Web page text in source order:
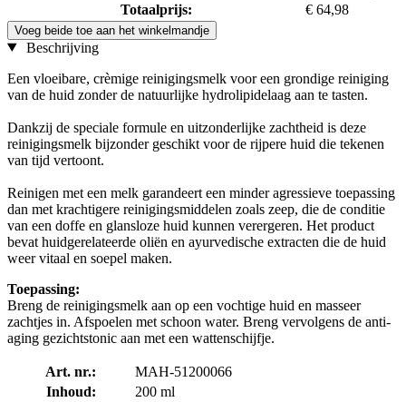
Totaalprijs:
€ 64,98
Voeg beide toe aan het winkelmandje
Beschrijving
Een vloeibare, crèmige reinigingsmelk voor een grondige reiniging
van de huid zonder de natuurlijke hydrolipidelaag aan te tasten.
Dankzij de speciale formule en uitzonderlijke zachtheid is deze
reinigingsmelk bijzonder geschikt voor de rijpere huid die tekenen
van tijd vertoont.
Reinigen met een melk garandeert een minder agressieve toepassing
dan met krachtigere reinigingsmiddelen zoals zeep, die de conditie
van een doffe en glansloze huid kunnen verergeren. Het product
bevat huidgerelateerde oliën en ayurvedische extracten die de huid
weer vitaal en soepel maken.
Toepassing:
Breng de reinigingsmelk aan op een vochtige huid en masseer
zachtjes in. Afspoelen met schoon water. Breng vervolgens de anti-
aging gezichtstonic aan met een wattenschijfje.
Art. nr.:
MAH-51200066
Inhoud:
200 ml